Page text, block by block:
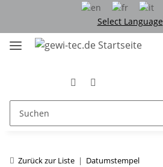
Select Language
Zurück zur Liste Datumstempel